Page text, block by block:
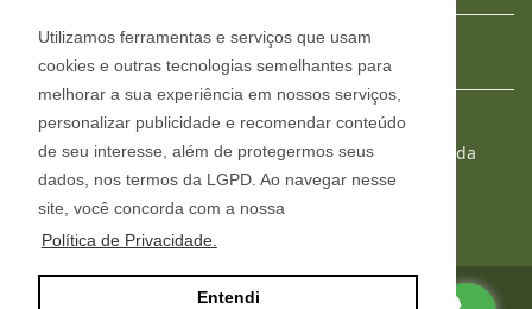
Utilizamos ferramentas e serviços que usam
cookies e outras tecnologias semelhantes para
melhorar a sua experiência em nossos serviços,
personalizar publicidade e recomendar conteúdo
de seu interesse, além de protegermos seus
dados, nos termos da LGPD. Ao navegar nesse
site, você concorda com a nossa
Política de Privacidade.
Entendi
LLAFRAN NEGÓCIOS IMOBILIÁRIOS
Estr. São Francisco, 2008, conjunto 303, Jardim Wanda
Taboão da Serra - São Paulo
CEP: 06765-904
ImóvelOffice© - Todos os direitos reservados